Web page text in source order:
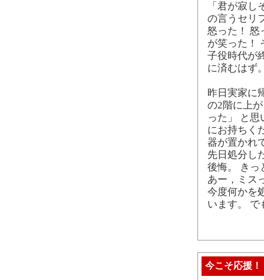
「君が寂
の言うセリ
怒った！ 怒
が笑った！
子役時代が
に済むはず
昨日実家に
の2階に上
った」 と思
にお持ちく
器が置かれ
先日処分し
後悔。 きっ
あー，ミス
今度何かを
います。 で
今こそ応援！